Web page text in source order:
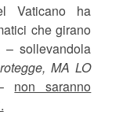
Vaticano ha
che girano
sollevandola
MA LO
non saranno